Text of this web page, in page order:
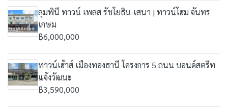
ลุมพินี ทาวน์ เพลส รัชโยธิน-เสนา | ทาวน์โฮม จันทร
เกษม
฿6,000,000
ทาวน์เฮ้าส์ เมืองทองธานี โครงการ 5 ถนน บอนด์สตรีท
แจ้งวัฒนะ
฿3,590,000